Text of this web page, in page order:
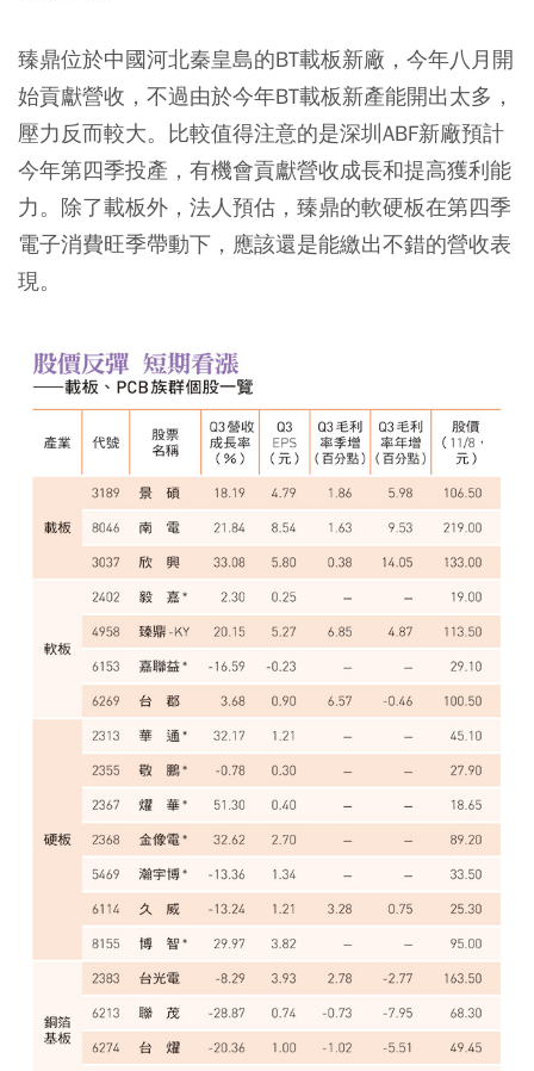
臻鼎位於中國河北秦皇島的BT載板新廠，今年八月開
始貢獻營收，不過由於今年BT載板新產能開出太多，
壓力反而較大。比較值得注意的是深圳ABF新廠預計
今年第四季投產，有機會貢獻營收成長和提高獲利能
力。除了載板外，法人預估，臻鼎的軟硬板在第四季
電子消費旺季帶動下，應該還是能繳出不錯的營收表
現。